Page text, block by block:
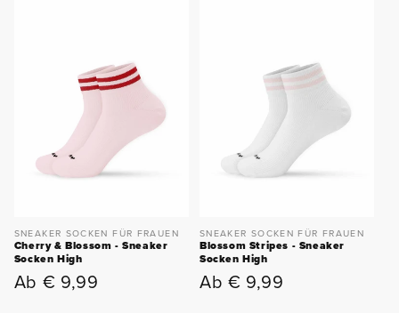
SNEAKER SOCKEN FÜR FRAUEN
Cherry & Blossom - Sneaker
Socken High
Normaler
Ab € 9,99
SNEAKER SOCKEN FÜR FRAUEN
Blossom Stripes - Sneaker
Socken High
Normaler
Ab € 9,99